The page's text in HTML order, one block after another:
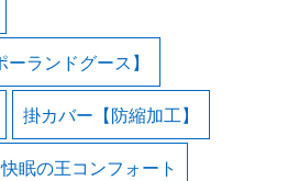
ランドグース】
掛カバー【防縮加工】
快眠の王コンフォート